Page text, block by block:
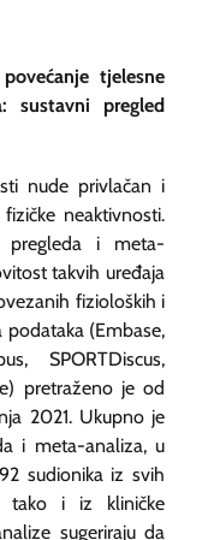
tjelesne
sustavni pregled
nude privlačan i
neaktivnosti.
pregleda i meta-
takvih uređaja
fizioloških i
podataka (Embase,
SPORTDiscus,
pretraženo je od
2021. Ukupno je
i meta-analiza, u
sudionika iz svih
tako i iz kliničke
sugeriraju da